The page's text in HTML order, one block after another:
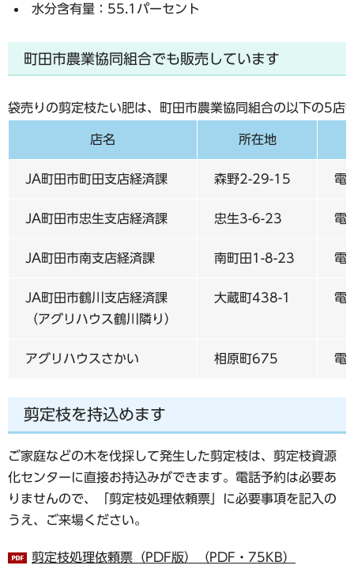
水分含有量：55.1パーセント
町田市農業協同組合でも販売しています
袋売りの剪定枝たい肥は、町田市農業協同組合の以下の5店
店名 所在地
JA町田市町田支店経済課 森野2-29-15 電
JA町田市忠生支店経済課 忠生3-6-23 電
JA町田市南支店経済課 南町田1-8-23 電
JA町田市鶴川支店経済課
（アグリハウス鶴川隣り）
大蔵町438-1 電
アグリハウスさかい 相原町675 電
剪定枝を持込めます
ご家庭などの木を伐採して発生した剪定枝は、剪定枝資源
化センターに直接お持込みができます。電話予約は必要あ
りませんので、「剪定枝処理依頼票」に必要事項を記入の
うえ、ご来場ください。
剪定枝処理依頼票（PDF版）（PDF・75KB）